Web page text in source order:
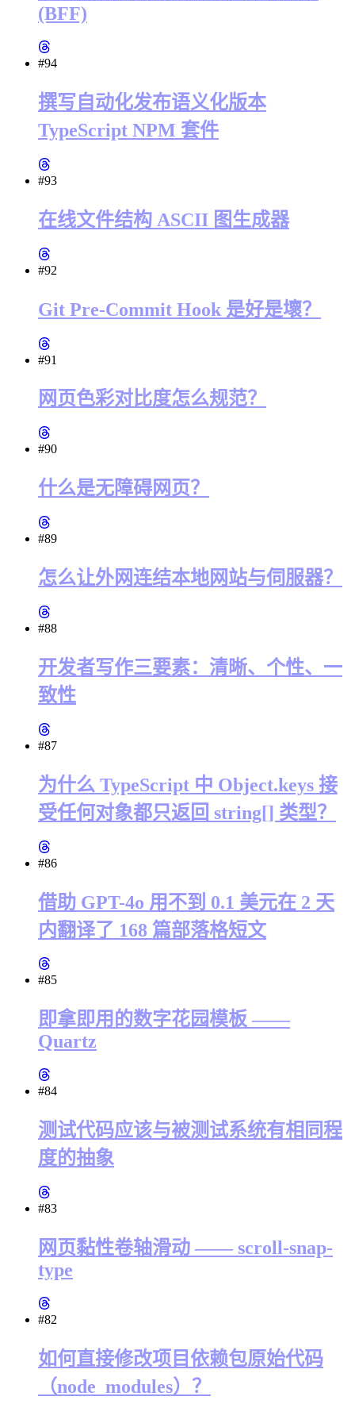
(BFF)
#94
撰写自动化发布语义化版本
TypeScript NPM 套件
#93
在线文件结构 ASCII 图生成器
#92
Git Pre-Commit Hook 是好是壞？
#91
网页色彩对比度怎么规范？
#90
什么是无障碍网页？
#89
怎么让外网连结本地网站与伺服器？
#88
开发者写作三要素：清晰、个性、一
致性
#87
为什么 TypeScript 中 Object.keys 接
受任何对象都只返回 string[] 类型？
#86
借助 GPT-4o 用不到 0.1 美元在 2 天
内翻译了 168 篇部落格短文
#85
即拿即用的数字花园模板 ——
Quartz
#84
测试代码应该与被测试系统有相同程
度的抽象
#83
网页黏性卷轴滑动 —— scroll-snap-
type
#82
如何直接修改项目依赖包原始代码
（node_modules）？